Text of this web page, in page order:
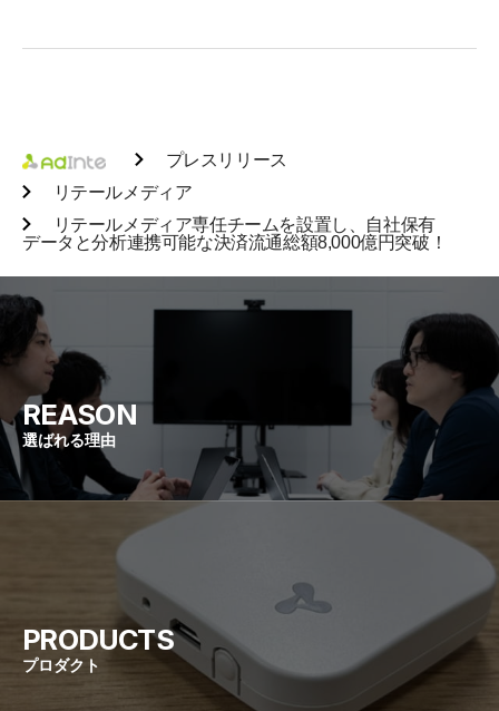
プレスリリース
リテールメディア
リテールメディア専任チームを設置し、自社保有
データと分析連携可能な決済流通総額8,000億円突破！
選ばれる理由
REASON
プロダクト
PRODUCTS